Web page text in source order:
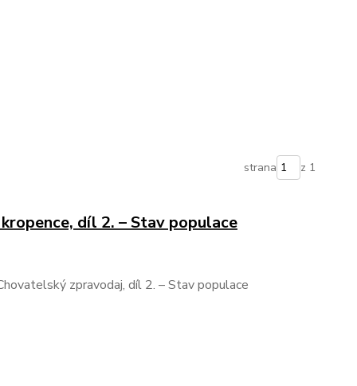
strana z 1
díl 2. – Stav populace
zpravodaj, díl 2. – Stav populace